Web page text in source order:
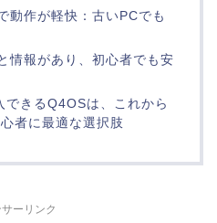
動作が軽快：古いPCでも
情報があり、初心者でも安
できるQ4OSは、これから
者に最適な選択肢
ーリンク